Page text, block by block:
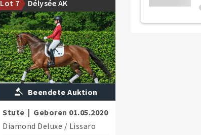
Lot 7 Délysée AK
Nachwuchspferd
Beendete Auktion
Stute | Geboren 01.05.2020
Diamond Deluxe / Lissaro